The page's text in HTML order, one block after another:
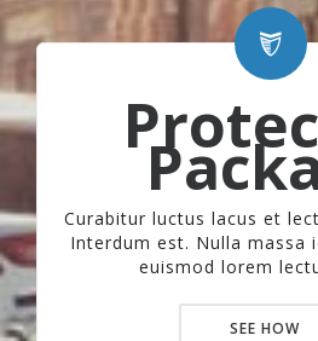
Curabitur luctus lacus et
Interdum est. Nulla massa
euismod lorem
SEE HOW